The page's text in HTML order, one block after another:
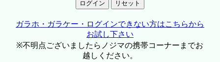
ガラホ・ガラケー・ログインできない方はこちらから
お試し下さい
※不明点ございましたらノジマの携帯コーナーまでお
越しください。